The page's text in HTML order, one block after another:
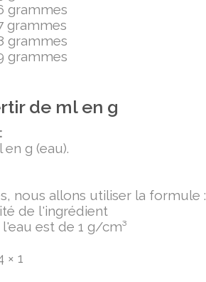
grammes
grammes
grammes
grammes
de ml en g
g (eau).
nous allons utiliser la formule :
de l'ingrédient
est de 1 g/cm³
× 1